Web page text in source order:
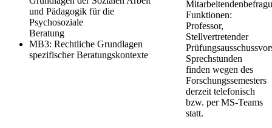
und Pädagogik für die
Psychosoziale
Beratung
MB3: Rechtliche Grundlagen
spezifischer Beratungskontexte
Funktionen:
Professor,
Stellvertretender
Sprechstunden
finden wegen des
Forschungssemesters
derzeit telefonisch
bzw. per MS-Teams
statt.